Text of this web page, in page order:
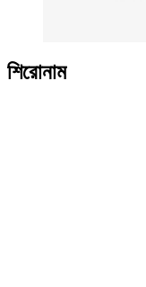
শিরোনাম